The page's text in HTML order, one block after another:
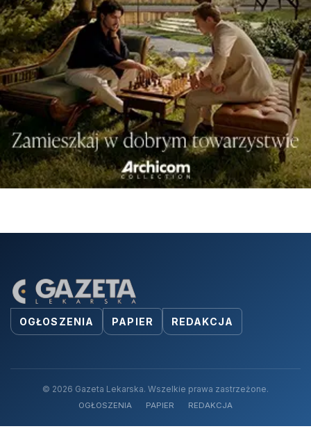
OGŁOSZENIA PAPIER REDAKCJA
© 2026 Gazeta Lekarska. Wszelkie prawa zastrzeżone.
OGŁOSZENIA PAPIER REDAKCJA